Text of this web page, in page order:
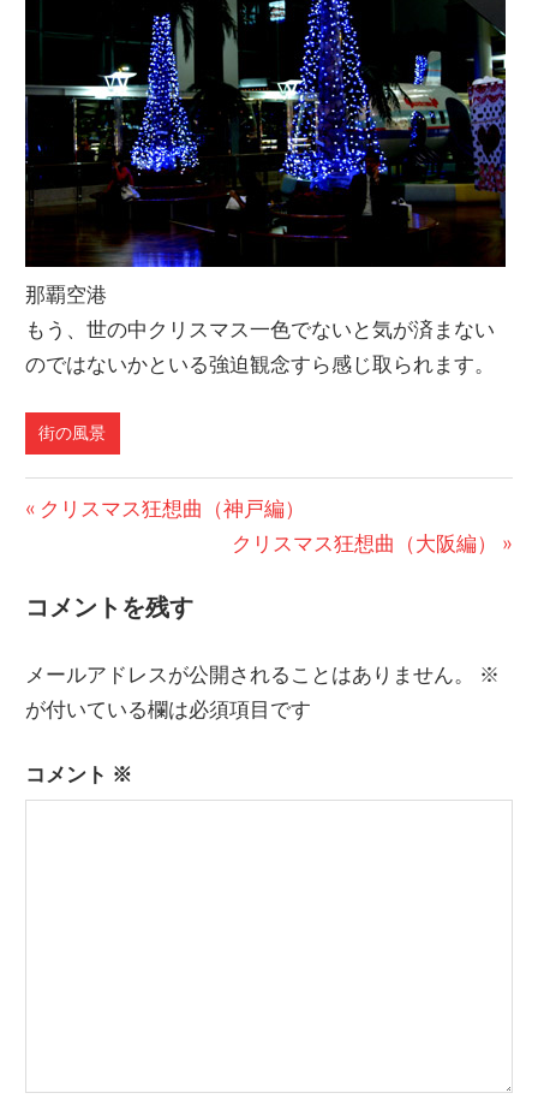
那覇空港
もう、世の中クリスマス一色でないと気が済まない
のではないかといる強迫観念すら感じ取られます。
街の風景
ビ
ゲ
ー
前
稿:
クリスマス狂想曲（神戸編）
次
クリスマス狂想曲（大阪編）
コメントを残す
メールアドレスが公開されることはありません。
※
が付いている欄は必須項目です
コメント ※